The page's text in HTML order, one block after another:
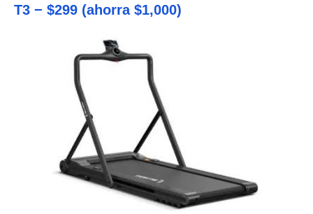
T3 − $299 (ahorra $1,000)